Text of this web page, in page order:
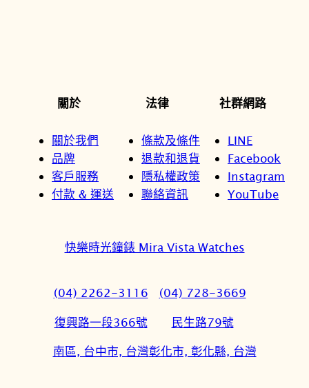
關於
關於我們
品牌
客戶服務
付款 & 運送
法律
條款及條件
退款和退貨
隱私權政策
聯絡資訊
社群網路
LINE
Facebook
Instagram
YouTube
快樂時光鐘錶 Mira Vista Watches
(04) 2262-3116
復興路一段366號
南區, 台中市, 台灣
(04) 728-3669
民生路79號
彰化市, 彰化縣, 台灣